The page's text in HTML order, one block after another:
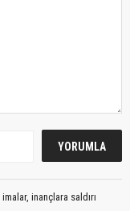
inançlara saldırı